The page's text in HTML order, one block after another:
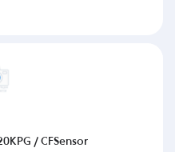
/ CFSensor